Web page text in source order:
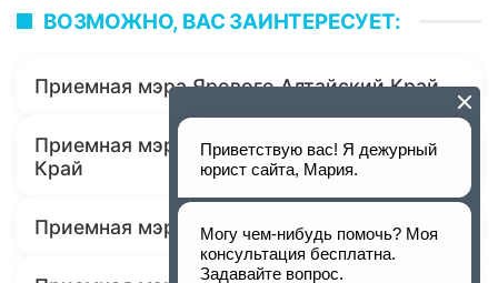
ВОЗМОЖНО, ВАС ЗАИНТЕРЕСУЕТ:
Приемная мэра Ярового Алтайский Край
Приемная мэра Славгорода Алтайский
Край
Приемная мэра Заринска Алтайский Край